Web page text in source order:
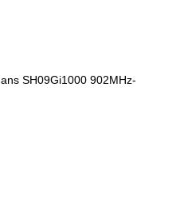
SH09Gi1000 902MHz-